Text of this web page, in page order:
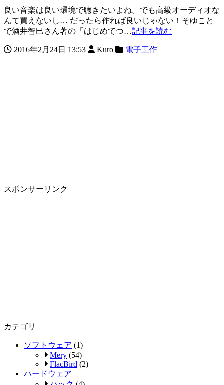
良い音楽は良い環境で聴きたいよね。でも高級オーディオな
んて買えないし… だったら作れば良いじゃない！そゆこと
で酒井智巳さん著の「はじめてつ…記事を読む
2016年2月24日 13:53 Kuro 電子工作
スポンサーリンク
カテゴリ
ソフトウェア (1)
Mery (54)
FlacBird (2)
ハードウェア